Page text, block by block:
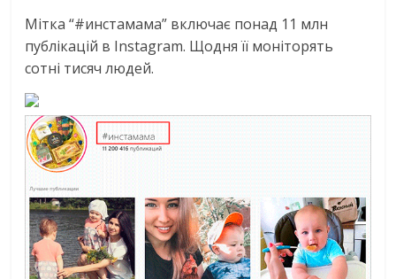
Мітка “#инстамама” включає понад 11 млн
публікацій в Instagram. Щодня її моніторять
сотні тисяч людей.